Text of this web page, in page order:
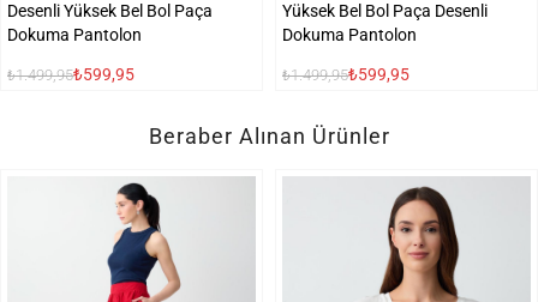
Desenli Yüksek Bel Bol Paça
Dokuma Pantolon
₺1.499,95₺599,95
Yüksek Bel Bol Paça Desenli
Dokuma Pantolon
₺1.499,95₺599,95
Beraber Alınan Ürünler